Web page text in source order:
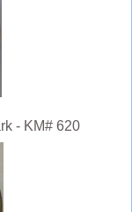
- KM# 620